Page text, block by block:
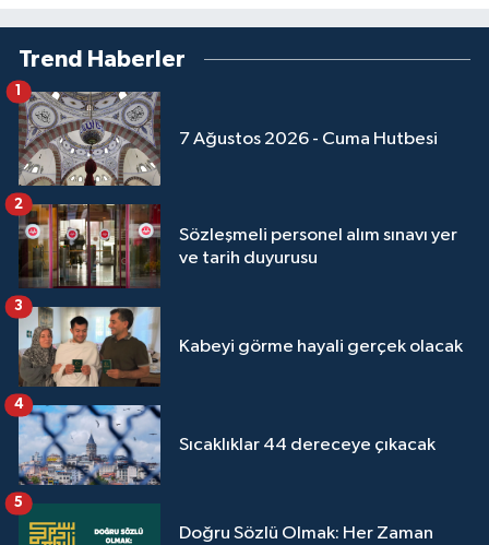
Trend Haberler
7 Ağustos 2026 - Cuma Hutbesi
1
Sözleşmeli personel alım sınavı yer
ve tarih duyurusu
2
Kabeyi görme hayali gerçek olacak
3
Sıcaklıklar 44 dereceye çıkacak
4
Doğru Sözlü Olmak: Her Zaman
5
Tokat Müftülüğü
Tunceli Müftülüğü
Van Müftülüğü
Yalova Müftülüğü
Yozgat Müftülüğü
Zonguldak Müftülüğü